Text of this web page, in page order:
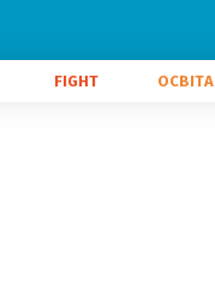
FIGHT ОСВІТА